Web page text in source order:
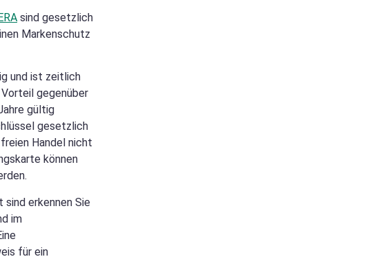
sind gesetzlich
Markenschutz
und ist zeitlich
gegenüber
gültig
gesetzlich
Handel nicht
können
erkennen Sie
im
für ein